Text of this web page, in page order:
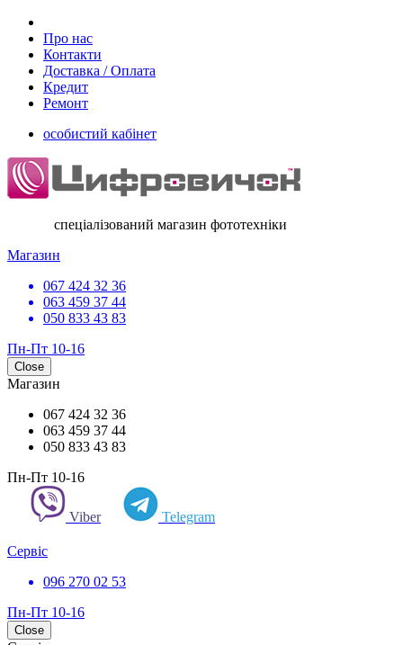
Про нас
Контакти
Доставка / Оплата
Кредит
Ремонт
особистий кабінет
спеціалізований магазин фототехніки
Магазин
067 424 32 36
063 459 37 44
050 833 43 83
Пн-Пт 10-16
Close
Магазин
067 424 32 36
063 459 37 44
050 833 43 83
Пн-Пт 10-16
Viber Telegram
Сервіс
096 270 02 53
Пн-Пт 10-16
Close